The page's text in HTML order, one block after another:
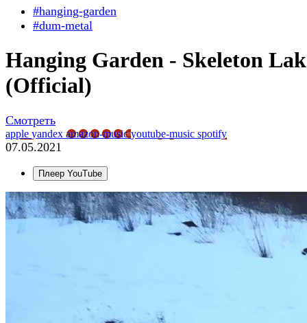
#hanging-garden
#dum-metal
Hanging Garden - Skeleton
(Official)
Смотреть
apple yandex amazon-musicyoutube-music spotify
07.05.2021
Плеер YouTube